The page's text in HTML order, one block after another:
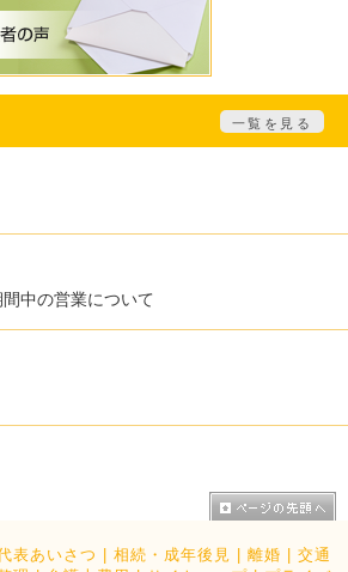
一覧を見る
中の営業について
表あいさつ 相続・成年後見 離婚
交通